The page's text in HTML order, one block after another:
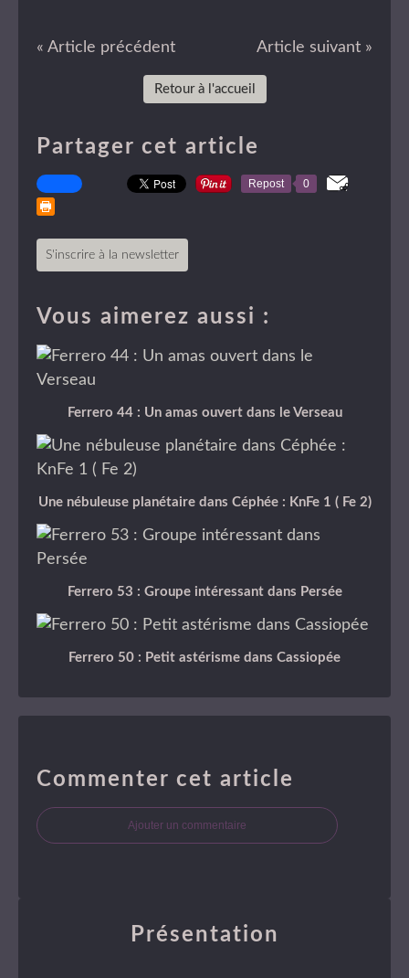
« Article précédent Article suivant »
Retour à l'accueil
Partager cet article
Repost 0
S'inscrire à la newsletter
Vous aimerez aussi :
Ferrero 44 : Un amas ouvert dans le Verseau
Une nébuleuse planétaire dans Céphée : KnFe 1 ( Fe 2)
Ferrero 53 : Groupe intéressant dans Persée
Ferrero 50 : Petit astérisme dans Cassiopée
Commenter cet article
Ajouter un commentaire
Présentation